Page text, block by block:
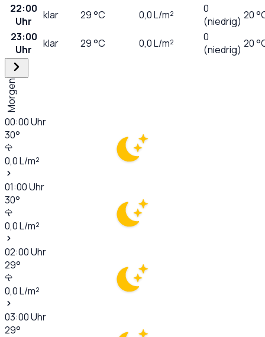
22:00
Uhr
klar 29°C 0,0L/m²
0
(niedrig) 20
23:00
Uhr
klar 29°C 0,0L/m²
0
(niedrig) 20
Morgen
00:00Uhr
30°
0,0L/m²
01:00Uhr
30°
0,0L/m²
02:00Uhr
29°
0,0L/m²
03:00Uhr
29°